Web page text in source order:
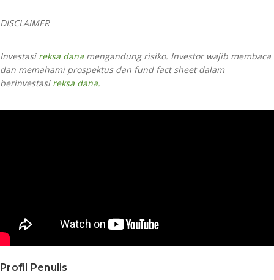
DISCLAIMER
Investasireksa dana mengandung risiko. Investor wajib membaca
dan memahami prospektus dan fund fact sheet dalam
berinvestasireksa dana.
Profil Penulis